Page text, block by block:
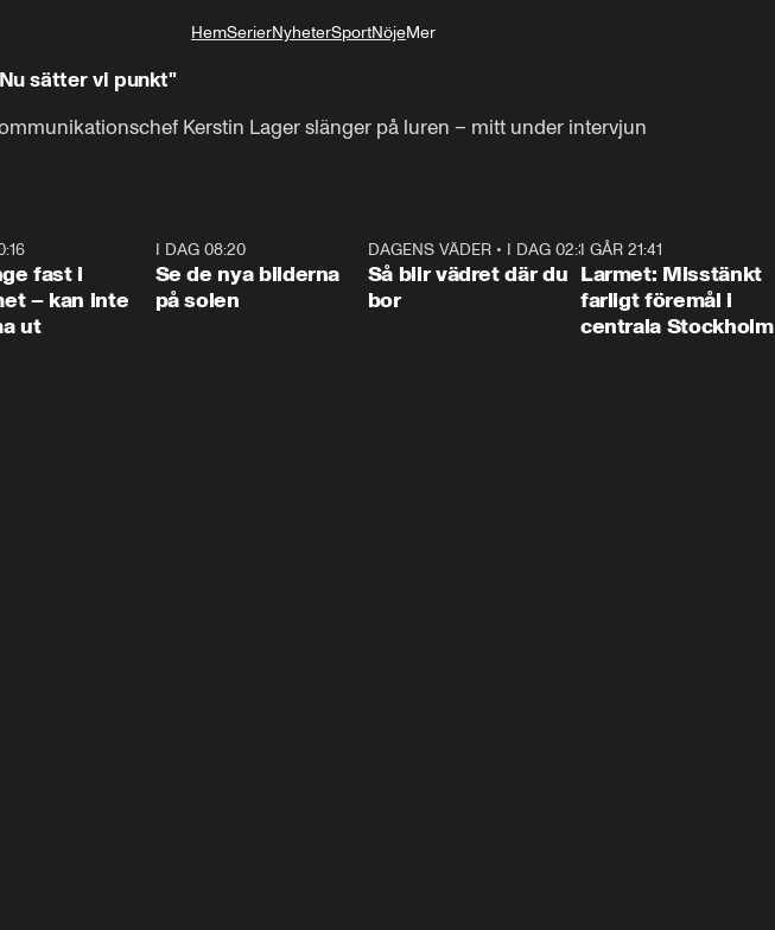
HemSerierNyheterSportNöjeMer
sätter vi punkt"
Kerstin Lager slänger på luren – mitt under intervjun
fast i
– kan inte
ut
I DAG 08:20
Se de nya bilderna
på solen
1:06
DAGENS VÄDER• I DAG 02:30
Så blir vädret där du
bor
I GÅR 21:41
Larmet: Misstänkt
farligt föremål i
centrala Stockholm